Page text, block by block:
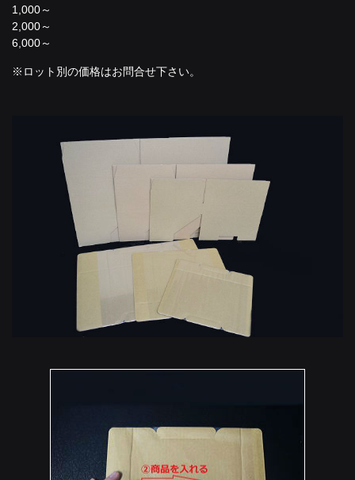
1,000～
2,000～
6,000～
※ロット別の価格はお問合せ下さい。